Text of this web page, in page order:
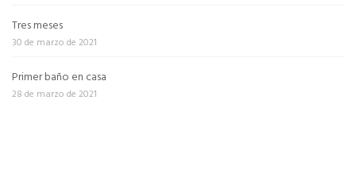
Tres meses
30 de marzo de 2021
Primer baño en casa
28 de marzo de 2021